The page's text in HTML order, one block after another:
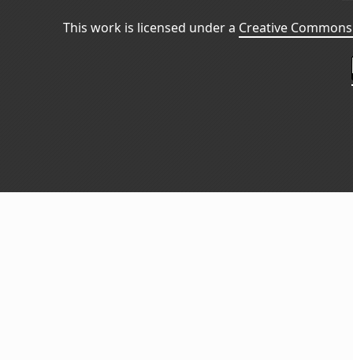
This work is licensed under a Creative